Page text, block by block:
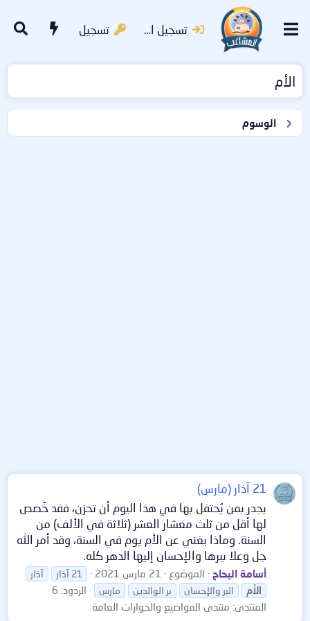
تسجيل الدخول تسجيل
الأم
الوسوم
21 آذار (مارس)
يجدر بمن يُحتفل بها في هذا اليوم أن تحزن، فقد خُصص
لها أقل من ثلث معشار العشر (ثلاثة في الألف) من
السنة. وماذا يغني عن الأم يوم في السنة، وقد أمر الله
جل وعلا ببرها ‏والإحسان إليها الدهر كله.
أسامة البحاح الموضوع 21 مارس 2021 21 آذار
آذار
الأم
البر والإحسان بر الوالدين مارس
الردود: 6
المنتدى: منتدى المواضيع والحوارات العامة